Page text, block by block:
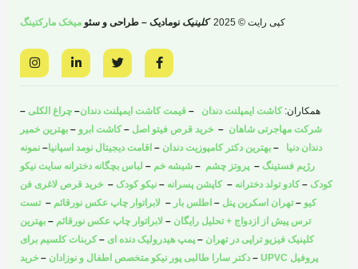
کپی رایت © 2025 کلینیک نومادیک – طراحی و سئو میخک مارکتینگ
F
a
c
o
o
k
-
w
i
e
r
L
i
n
d
-
n
I
n
s
g
r
a
m
همکاران: کاشت ایمپلنت دندان – قیمت کاشت ایمپلنت دندان– چراغ الکلی –
شرکت مهاجرتی شاهان – خرید قرص فیتو اصل –کاشت ابرو – بهترین خمیر
دندان دنیا – بهترین دکتر کامپوزیت دندان – اقامت دیجیتال نومد اسپانیا– نمونه
رژیم فستینگ – پروتز چشم – شیشه خم – لباس بچگانه دخترانه سایت نیکو
کودک –کادو تولد دخترانه –کاپشن پسرانه – نیکو کودک – خرید قرص لاغری فن
کیو –تهران اسکرین پنل – اطلس بار – لابراتوار چاپ عکس نورقائم –تست
ترس پیش از ازدواج + تحلیل رایگان – لابراتوار چاپ عکس نورقائم – بهترین
کلینیک فیزیو تراپی در تهران – پمپ هیدرولیک دنده ای –کربنات کلسیم برای
پروفیل UPVC
– دکتر سارا طالبی پور نیکو متخصص اطفال و نوزادان – خرید